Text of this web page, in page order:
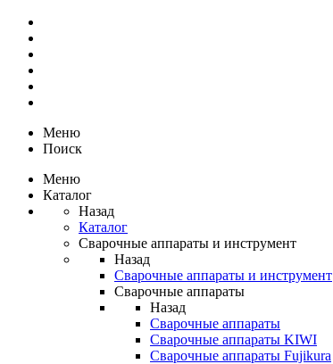
Меню
Поиск
Меню
Каталог
Назад
Каталог
Сварочные аппараты и инструмент
Назад
Сварочные аппараты и инструмент
Сварочные аппараты
Назад
Сварочные аппараты
Сварочные аппараты KIWI
Сварочные аппараты Fujikura